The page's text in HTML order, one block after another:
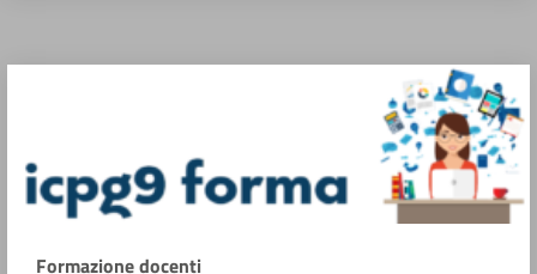
Formazione docenti